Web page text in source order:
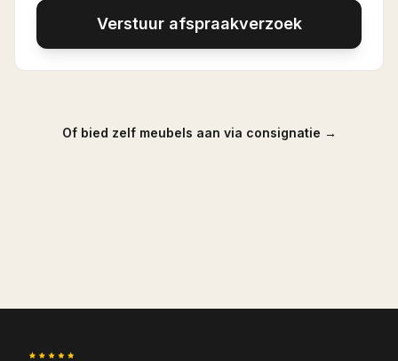
Verstuur afspraakverzoek
Of bied zelf meubels aan via consignatie →